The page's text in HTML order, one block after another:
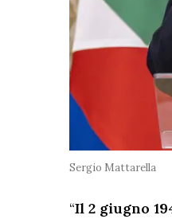
Sergio Mattarella
“Il 2 giugno